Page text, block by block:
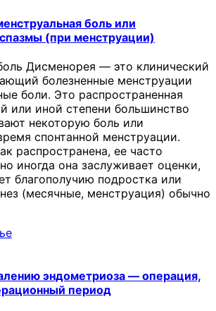
боль или
(при менструации)
Дисменорея — это клинический
болезненные менструации
боли. Это распространенная
или иной степени большинство
некоторую боль или
спонтанной менструации.
распространена, ее часто
иногда она заслуживает оценки,
благополучию подростка или
(месячные, менструация) обычно
эндометриоза — операция,
период